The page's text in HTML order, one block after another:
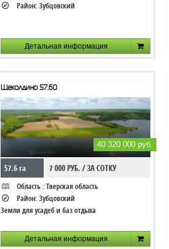
Район:Зубцовский
Детальная информация
Щеколдино 57.60
40 320 000 руб.
57.6 га 7 000 РУБ. / ЗА СОТКУ
Область :Тверская область
Район:Зубцовский
Земли для усадеб и баз отдыха
Детальная информация